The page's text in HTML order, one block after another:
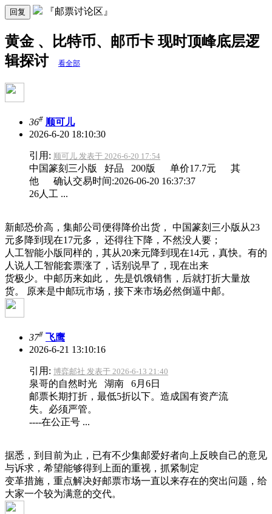
回复 『邮票讨论区』
黄金 、比特币、邮币卡 现时顶峰底层逻
辑探讨
看全部
36# 顺可儿
2026-6-20 18:10:30
引用: 顺可儿 发表于 2026-6-20 17:54
中国篆刻三小版 好品 200版 单价17.7元 其
他 确认交易时间:2026-06-20 16:37:37
26人工 ...
新邮恐价高，集邮公司便得降价出货， 中国篆刻三小版从23
元多降到现在17元多， 还得往下降，不然没人要；
人工智能小版同样的，其从20来元降到现在14元，真快。有的
人说人工智能套票涨了，话别说早了，现在出来
货极少。中邮历来如此， 先是饥饿销售，后就打折大量放
货。 原来是中邮玩市场，接下来市场必然倒逼中邮。
37#
飞鹰
2026-6-21 13:10:16
引用: 博弈邮社 发表于 2026-6-13 21:40
泉哥的自然时光 湖南 6月6日
邮票长期打折，最低5折以下。造成国有资产流
失。必须严管。
----在公正号 ...
据悉，到目前为止，已有不少集邮爱好者向上反映自己的意见
与诉求，希望能够得到上面的重视，抓紧制定
变革措施，重点解决好邮票市场一直以来存在的突出问题，给
大家一个较为满意的交代。